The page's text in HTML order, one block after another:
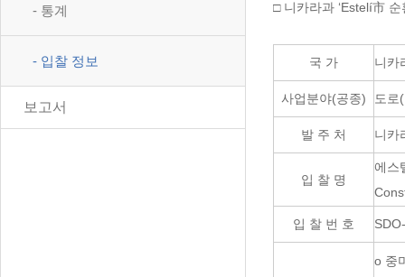
- 통계
- 입찰 정보
보고서
□ 니카라과 ‘Estelí市 순
국 가 니카
사업분야(공종) 도로
발 주 처 니카
입 찰 명
에스
입 찰 번 호
o 중